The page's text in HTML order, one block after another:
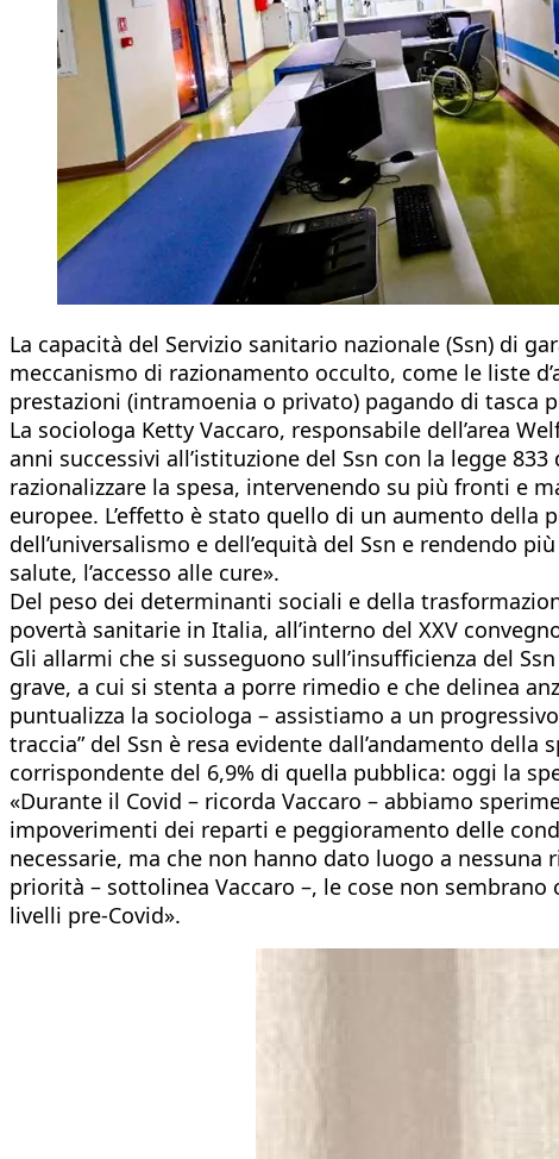
La capacità del Servizio sanitario nazionale (Ssn) di
meccanismo di razionamento occulto, come le liste
prestazioni (intramoenia o privato) pagando di tasca
La sociologa Ketty Vaccaro, responsabile dell’area
anni successivi all’istituzione del Ssn con la legge
razionalizzare la spesa, intervenendo su più fronti e
europee. L’effetto è stato quello di un aumento della
dell’universalismo e dell’equità del Ssn e rendendo
salute, l’accesso alle cure».
Del peso dei determinanti sociali e della
povertà sanitarie in Italia, all’interno del XXV
Gli allarmi che si susseguono sull’insufficienza del
grave, a cui si stenta a porre rimedio e che delinea
puntualizza la sociologa – assistiamo a un
traccia” del Ssn è resa evidente dall’andamento
corrispondente del 6,9% di quella pubblica: oggi la
«Durante il Covid – ricorda Vaccaro – abbiamo
impoverimenti dei reparti e peggioramento delle
necessarie, ma che non hanno dato luogo a
priorità – sottolinea Vaccaro –, le cose non
livelli pre-Covid».